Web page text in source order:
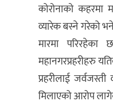
कोरोनाको कहरमा
व्यारेक बस्ने गरेको
मारमा परिरहेका
महानगरप्रहरीहरु
प्रहरीलाई
मिलाएको आरोप